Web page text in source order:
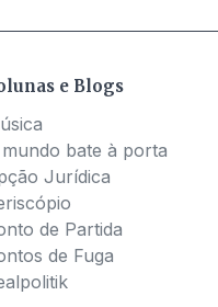
e Blogs
bate à porta
Jurídica
de Partida
de Fuga